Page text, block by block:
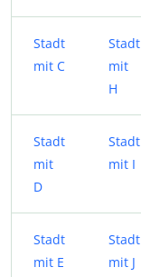
Stadt
mit C
Stadt
mit
H
Stadt
mit
D
Stadt
mit I
Stadt
mit E
Stadt
mit J